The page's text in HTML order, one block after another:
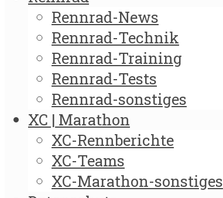
Rennrad-News
Rennrad-Technik
Rennrad-Training
Rennrad-Tests
Rennrad-sonstiges
XC | Marathon
XC-Rennberichte
XC-Teams
XC-Marathon-sonstiges